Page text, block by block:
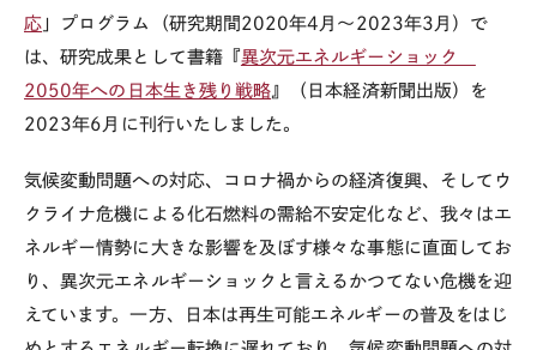
応 」プログラム（研究期間2020年4月～2023年3月）で
は、研究成果として書籍『異次元エネルギーショック
2050年への日本生き残り戦略 』（日本経済新聞出版）を
2023年6月に刊行いたしました。
気候変動問題への対応、コロナ禍からの経済復興、そしてウ
クライナ危機による化石燃料の需給不安定化など、我々はエ
ネルギー情勢に大きな影響を及ぼす様々な事態に直面してお
り、異次元エネルギーショックと言えるかつてない危機を迎
えています。一方、日本は再生可能エネルギーの普及をはじ